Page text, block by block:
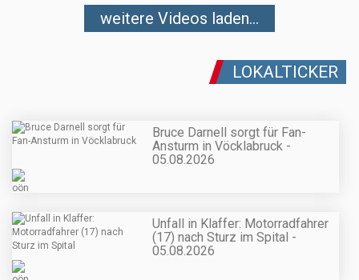
weitere Videos laden...
LOKALTICKER
Bruce Darnell sorgt für Fan-
Ansturm in Vöcklabruck -
05.08.2026
Unfall in Klaffer: Motorradfahrer
(17) nach Sturz im Spital -
05.08.2026